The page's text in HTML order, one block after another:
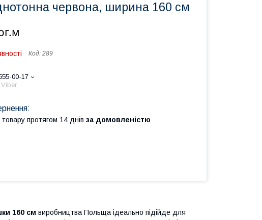
червона, ширина 160 см
Код: 289
00-17
протягом 14 днів за домовленістю
160 см виробництва Польща ідеально підійде для